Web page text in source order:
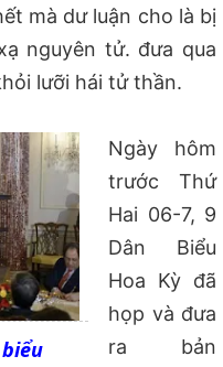
mà dư luận cho là bị
nguyên tử. đưa qua
lưỡi hái tử thần.
Ngày hôm
trước Thứ
Hai 06-7, 9
Dân Biểu
Hoa Kỳ đã
họp và đưa
ra bản